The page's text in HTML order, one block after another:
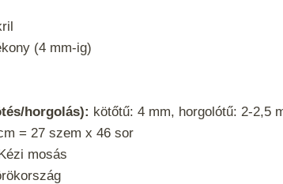
(4 mm-ig)
horgolás): kötőtű: 4 mm, horgolótű: 2-2,5
= 27 szem x 46 sor
mosás